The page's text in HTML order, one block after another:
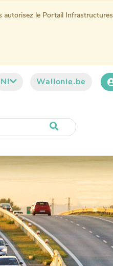
Nl Wallonie.be
le Portail